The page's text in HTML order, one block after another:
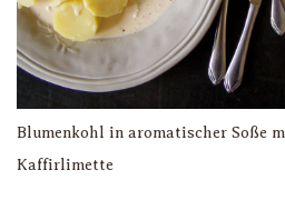
Blumenkohl in aromatischer Soße
Kaffirlimette